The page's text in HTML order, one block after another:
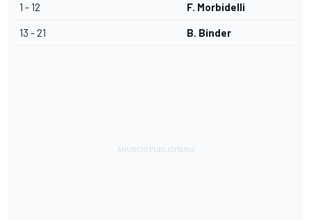
1 - 12 F. Morbidelli
13 - 21 B. Binder